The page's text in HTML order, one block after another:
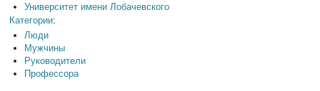
Университет имени Лобачевского
Категории:
Люди
Мужчины
Руководители
Профессора